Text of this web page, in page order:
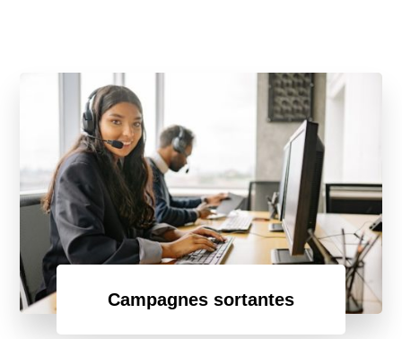
Campagnes sortantes